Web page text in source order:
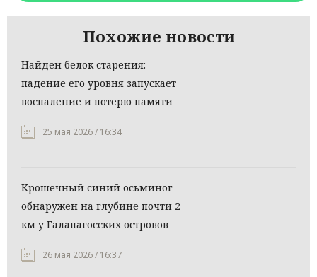
Похожие новости
Найден белок старения:
падение его уровня запускает
воспаление и потерю памяти
25 мая 2026 / 16:34
Крошечный синий осьминог
обнаружен на глубине почти 2
км у Галапагосских островов
26 мая 2026 / 16:37